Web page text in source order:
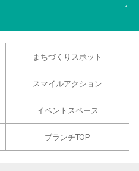
まちづくりスポット
スマイルアクション
イベントスペース
ブランチTOP